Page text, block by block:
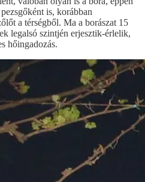
is, korábban
a térségből. Ma a borászat 15
legalsó szintjén erjesztik-érlelik,
hőingadozás.